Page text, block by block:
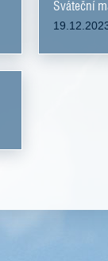
Sváteční